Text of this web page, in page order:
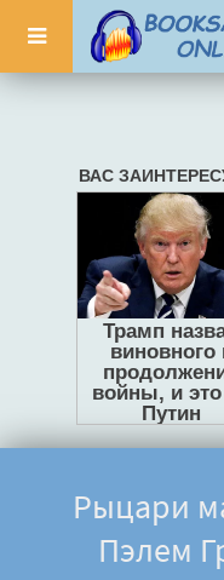
Рыцари
Пэлем